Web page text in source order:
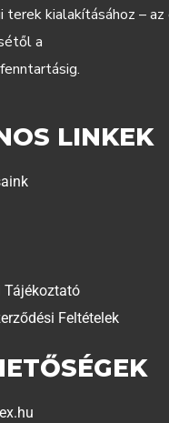
terek kialakításához –
a
LINKEK
Tájékoztató
Feltételek